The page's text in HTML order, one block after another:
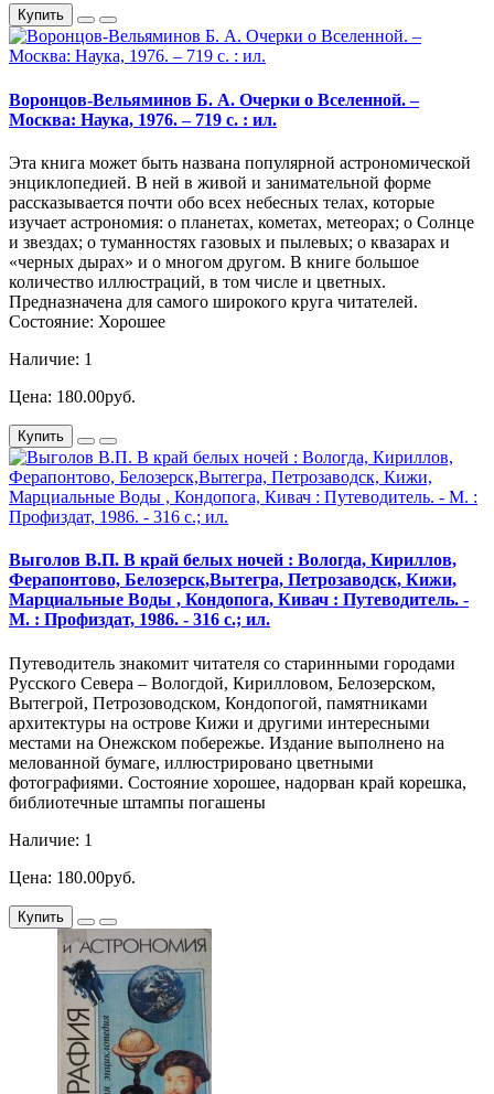
Купить
Воронцов-Вельяминов Б. А. Очерки о Вселенной. –
Москва: Наука, 1976. – 719 с. : ил.
Эта книга может быть названа популярной астрономической
энциклопедией. В ней в живой и занимательной форме
рассказывается почти обо всех небесных телах, которые
изучает астрономия: о планетах, кометах, метеорах; о Солнце
и звездах; о туманностях газовых и пылевых; о квазарах и
«черных дырах» и о многом другом. В книге большое
количество иллюстраций, в том числе и цветных.
Предназначена для самого широкого круга читателей.
Состояние: Хорошее
Наличие: 1
Цена: 180.00руб.
Купить
Выголов В.П. В край белых ночей : Вологда, Кириллов,
Ферапонтово, Белозерск,Вытегра, Петрозаводск, Кижи,
Марциальные Воды , Кондопога, Кивач : Путеводитель. -
М. : Профиздат, 1986. - 316 с.; ил.
Путеводитель знакомит читателя со старинными городами
Русского Севера – Вологдой, Кирилловом, Белозерском,
Вытегрой, Петрозоводском, Кондопогой, памятниками
архитектуры на острове Кижи и другими интересными
местами на Онежском побережье. Издание выполнено на
мелованной бумаге, иллюстрировано цветными
фотографиями. Состояние хорошее, надорван край корешка,
библиотечные штампы погашены
Наличие: 1
Цена: 180.00руб.
Купить